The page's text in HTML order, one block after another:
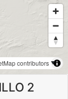
contributors
2